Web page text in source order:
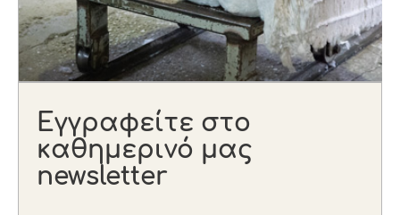
Εγγραφείτε στο
καθημερινό μας
newsletter